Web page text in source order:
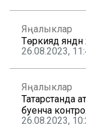
Яңалыклар
Төркиядә
26.08.2023,
Яңалыклар
Татарстанда
буенча
26.08.2023,